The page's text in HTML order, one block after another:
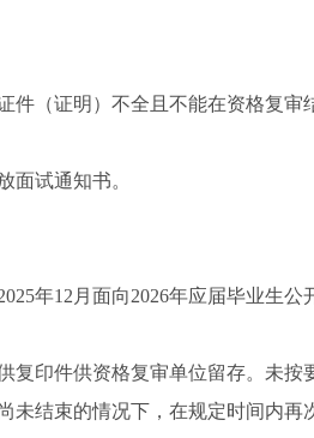
件（证明）不全且不能在资格复审
面试通知书。
年12月面向2026年应届毕业生
复印件供资格复审单位留存。未按
结束的情况下，在规定时间内再